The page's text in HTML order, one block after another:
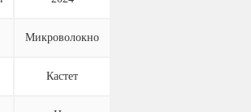
Микроволокно
Кастет